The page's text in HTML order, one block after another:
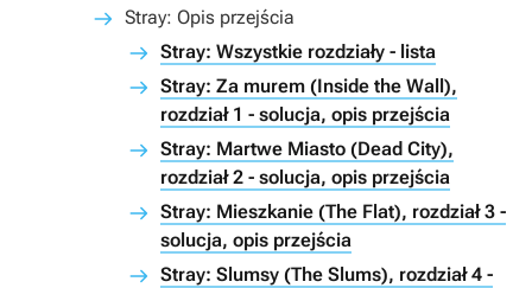
Stray: Opis przejścia
Stray: Wszystkie rozdziały - lista
Stray: Za murem (Inside the Wall),
rozdział 1 - solucja, opis przejścia
Stray: Martwe Miasto (Dead City),
rozdział 2 - solucja, opis przejścia
Stray: Mieszkanie (The Flat), rozdział 3 -
solucja, opis przejścia
Stray: Slumsy (The Slums), rozdział 4 -